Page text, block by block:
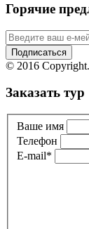
Горячие
© 2016
Заказать тур
Ваше имя
Телефон
E-mail*